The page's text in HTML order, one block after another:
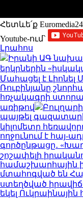
Հետևե՛ք
Youtube-ում`
Լրահոս
Իրանի ԱԳ
երկրներին
Մահացել է Լիոնել
Ռուբինյանը
հռչակագրի
առիթով
պայթել
կիլոմետր
ողջունում է
գործընթացը․
շոշափելի
համաշխարհային
մտահոգված են
ստեղծված
եկել